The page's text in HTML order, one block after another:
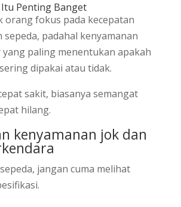
Penting Banget
orang fokus pada kecepatan
padahal kenyamanan
paling menentukan apakah
dipakai atau tidak.
sakit, biasanya semangat
hilang.
kenyamanan jok dan
jangan cuma melihat